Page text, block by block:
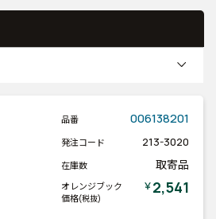
品番 006138201
発注コード 213-3020
在庫数 取寄品
オレンジブック
価格(税抜)
￥2,541